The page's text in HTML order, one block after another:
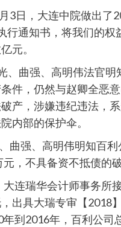
3日，大连中院做出了
行通知书，将我们的权
元。
、曲强、高明伟法官明
件，仍然与赵卿全恶
产，涉嫌违纪违法，
内部的保护伞。
曲强、高明伟明知百
，不具备资不抵债的破
大连瑞华会计师事务所
出具大瑞专审【2018
年到2016年，百利公司